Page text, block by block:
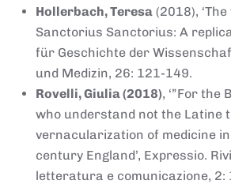
Hollerbach, Teresa (2018),
Sanctorius Sanctorius: A
für Geschichte der
und Medizin, 26: 121-149.
Rovelli, Giulia (2018), ‘”For the
who understand not the Latine
vernacularization of medicine
century England’, Expressio.
letteratura e comunicazione, 2: